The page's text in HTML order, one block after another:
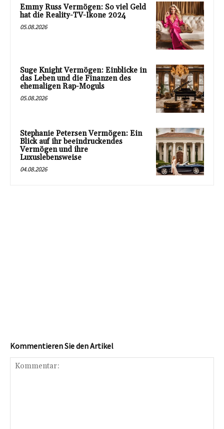
Emmy Russ Vermögen: So viel Geld
hat die Reality-TV-Ikone 2024
05.08.2026
Suge Knight Vermögen: Einblicke in
das Leben und die Finanzen des
ehemaligen Rap-Moguls
05.08.2026
Stephanie Petersen Vermögen: Ein
Blick auf ihr beeindruckendes
Vermögen und ihre
Luxuslebensweise
04.08.2026
Kommentieren Sie den Artikel